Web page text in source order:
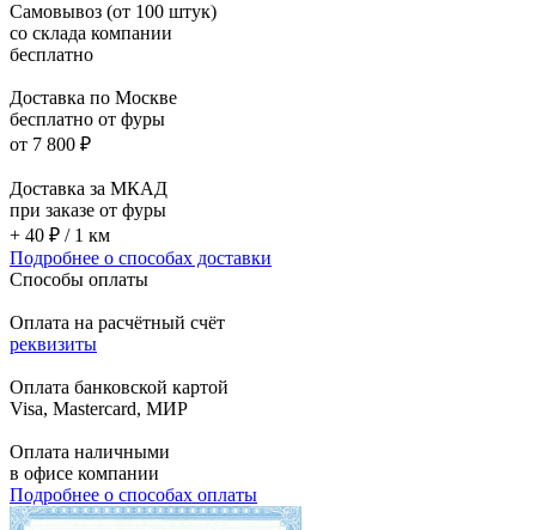
Самовывоз (от 100 штук)
со склада компании
бесплатно
Доставка по Москве
бесплатно от фуры
от 7 800 ₽
Доставка за МКАД
при заказе от фуры
+ 40 ₽ / 1 км
Подробнее о способах доставки
Способы оплаты
Оплата на расчётный счёт
реквизиты
Оплата банковской картой
Visa, Mastercard, МИР
Оплата наличными
в офисе компании
Подробнее о способах оплаты